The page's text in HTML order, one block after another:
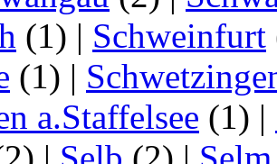
(1) | Schweinfurt
(1) |
a.Staffelsee (1) |